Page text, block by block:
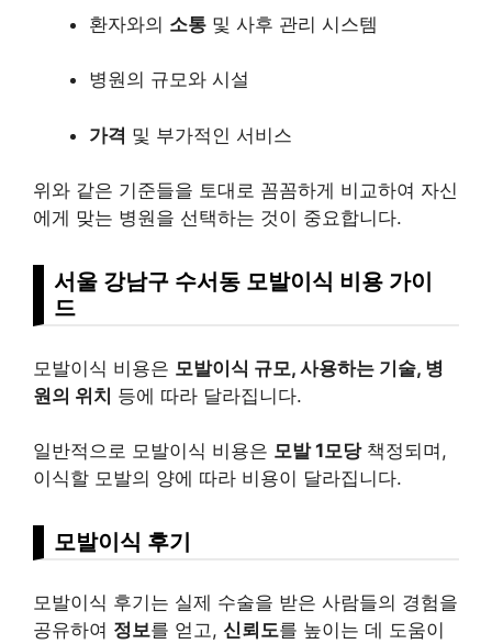
환자와의 소통 및 사후 관리 시스템
병원의 규모와 시설
가격 및 부가적인 서비스
위와 같은 기준들을 토대로 꼼꼼하게 비교하여 자신
에게 맞는 병원을 선택하는 것이 중요합니다.
서울 강남구 수서동 모발이식 비용 가이
드
모발이식 비용은 모발이식 규모, 사용하는 기술, 병
원의 위치 등에 따라 달라집니다.
일반적으로 모발이식 비용은 모발 1모당책정되며,
이식할 모발의 양에 따라 비용이 달라집니다.
모발이식 후기
모발이식 후기는 실제 수술을 받은 사람들의 경험을
공유하여 정보를 얻고, 신뢰도를 높이는 데 도움이